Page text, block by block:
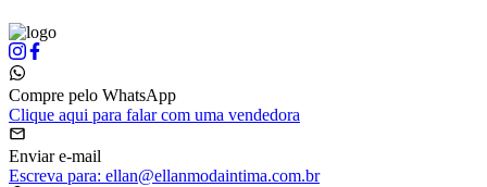
Compre pelo WhatsApp
Clique aqui para falar com uma vendedora
Enviar e-mail
Escreva para: ellan@ellanmodaintima.com.br